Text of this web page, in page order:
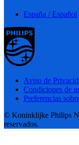
España / Español
Aviso de
Condiciones de
Preferencias
© Koninklijke Philips
reservados.